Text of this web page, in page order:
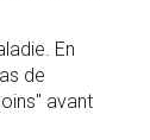
En
de
avant